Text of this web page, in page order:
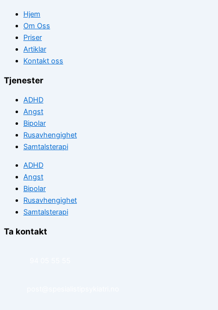
Hjem
Om Oss
Priser
Artiklar
Kontakt oss
Tjenester
ADHD
Angst
Bipolar
Rusavhengighet
Samtalsterapi
ADHD
Angst
Bipolar
Rusavhengighet
Samtalsterapi
Ta kontakt